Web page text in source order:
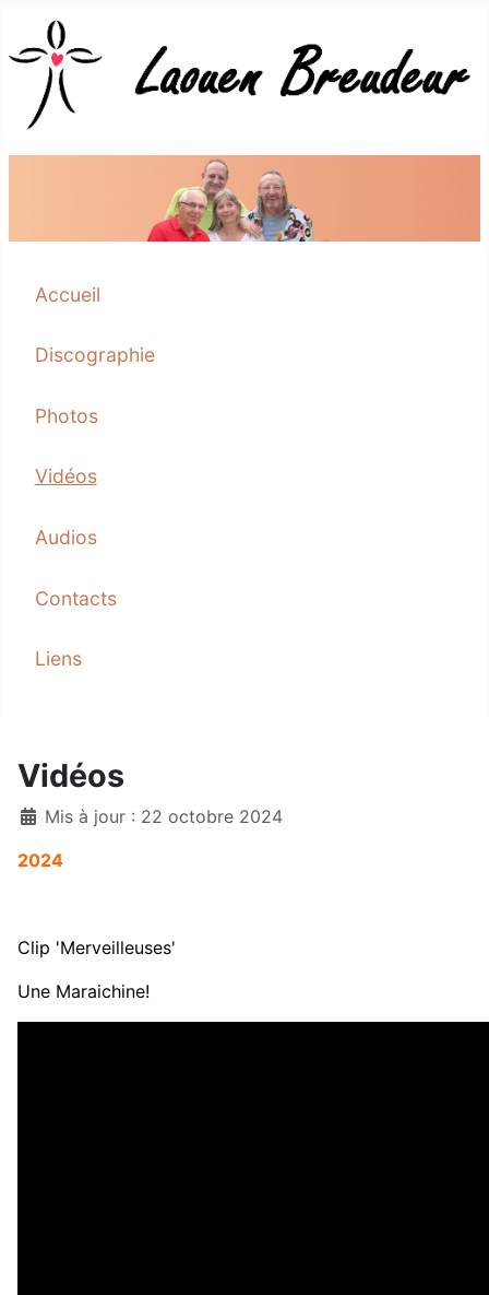
Accueil
Discographie
Photos
Vidéos
Audios
Contacts
Liens
Vidéos
Mis à jour : 22 octobre 2024
2024
Clip 'Merveilleuses'
Une Maraichine!